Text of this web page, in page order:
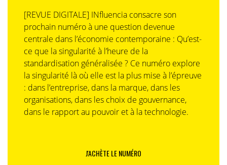
[REVUE DIGITALE] INfluencia consacre son
prochain numéro à une question devenue
centrale dans l’économie contemporaine : Qu’est-
ce que la singularité à l’heure de la
standardisation généralisée ? Ce numéro explore
la singularité là où elle est la plus mise à l’épreuve
: dans l’entreprise, dans la marque, dans les
organisations, dans les choix de gouvernance,
dans le rapport au pouvoir et à la technologie.
J'ACHÈTE LE NUMÉRO